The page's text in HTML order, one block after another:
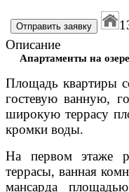
Описание
Апартаменты на
Площадь квартиры
гостевую ванную,
широкую террасу
кромки воды.
На первом этаже
террасы, ванная
мансарда